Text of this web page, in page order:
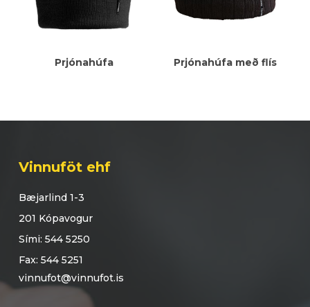
Meiri Upplýsingar
Prjónahúfa Meiri Upplýsingar
Prjónahúfa með flís
Vinnuföt ehf
Bæjarlind 1-3
201 Kópavogur
Sími: 544 5250
Fax: 544 5251
vinnufot@vinnufot.is